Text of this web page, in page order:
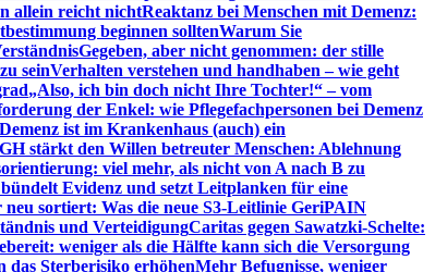
allein reicht nichtReaktanz bei Menschen mit Demenz:
beginnen solltenWarum Sie
Gegeben, aber nicht genommen: der stille
seinVerhalten verstehen und handhaben – wie geht
„Also, ich bin doch nicht Ihre Tochter!“ – vom
der Enkel: wie Pflegefachpersonen bei Demenz
ist im Krankenhaus (auch) ein
stärkt den Willen betreuter Menschen: Ablehnung
viel mehr, als nicht von A nach B zu
Evidenz und setzt Leitplanken für eine
sortiert: Was die neue S3-Leitlinie GeriPAIN
und VerteidigungCaritas gegen Sawatzki-Schelte:
weniger als die Hälfte kann sich die Versorgung
das Sterberisiko erhöhenMehr Befugnisse, weniger